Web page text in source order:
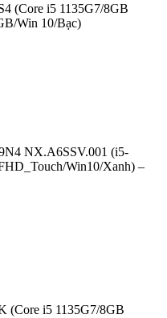
(Core i5 1135G7/8GB
Win 10/Bạc)
NX.A6SSV.001 (i5-
Win10/Xanh) –
(Core i5 1135G7/8GB